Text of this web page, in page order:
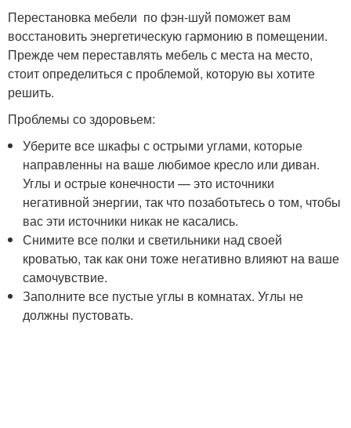
Перестановка мебели по фэн-шуй поможет вам
восстановить энергетическую гармонию в помещении.
Прежде чем переставлять мебель с места на место,
стоит определиться с проблемой, которую вы хотите
решить.
Проблемы со здоровьем:
Уберите все шкафы с острыми углами, которые
направленны на ваше любимое кресло или диван.
Углы и острые конечности — это источники
негативной энергии, так что позаботьтесь о том, чтобы
вас эти источники никак не касались.
Снимите все полки и светильники над своей
кроватью, так как они тоже негативно влияют на ваше
самочувствие.
Заполните все пустые углы в комнатах. Углы не
должны пустовать.